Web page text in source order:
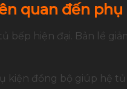
quan đến
bếp hiện đại. Bản lề
kiện đồng bộ giúp hệ